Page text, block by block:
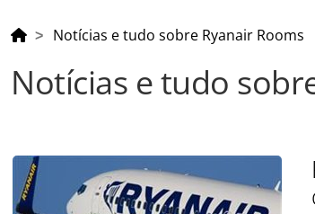
Notícias e tudo sobre Ryanair Rooms
Notícias e tudo